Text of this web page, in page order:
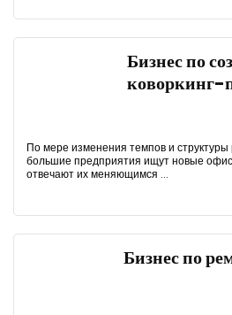
Бизнес по
коворкинг-
По мере изменения темпов и
большие предприятия ищут новые
отвечают их меняющимся ...
Бизнес по